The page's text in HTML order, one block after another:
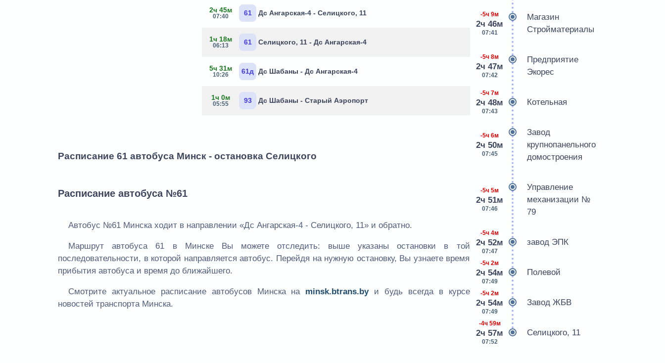
2ч 45м
07:40 61 Дс Ангарская-4 - Селицкого, 11
1ч 18м
06:13 61 Селицкого, 11 - Дс Ангарская-4
5ч 31м
10:26 61д Дс Шабаны - Дс Ангарская-4
1ч 0м
05:55 93 Дс Шабаны - Старый Аэропорт
Расписание 61 автобуса Минск - остановка Селицкого
Расписание автобуса №61
Автобус №61 Минска ходит в направлении «Дс Ангарская-4 - Селицкого, 11» и обратно.
Маршрут автобуса 61 в Минске Вы можете отследить: выше указаны остановки в той
последовательности, в которой направляется автобус. Перейдя на нужную остановку, Вы узнаете время
прибытия автобуса и время до ближайшего.
Смотрите актуальное расписание автобусов Минска на minsk.btrans.byи будь всегда в курсе
новостей транспорта Минска.
-5ч 9м
2ч 46м
07:41
Магазин
Стройматериалы
-5ч 8м
2ч 47м
07:42
Предприятие
Экорес
-5ч 7м
2ч 48м
07:43
Котельная
-5ч 6м
2ч 50м
07:45
Завод
крупнопанельного
домостроения
-5ч 5м
2ч 51м
07:46
Управление
механизации №
79
-5ч 4м
2ч 52м
07:47
завод ЭПК
-5ч 2м
2ч 54м
07:49
Полевой
-5ч 2м
2ч 54м
07:49
Завод ЖБВ
-4ч 59м
2ч 57м
07:52
Селицкого, 11